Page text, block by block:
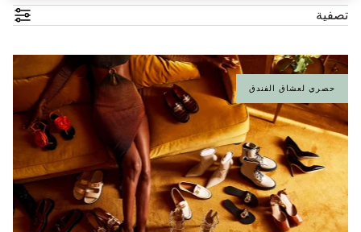
تصفية
حصري لعشاق الفندق